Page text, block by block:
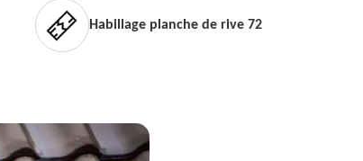
Habillage planche de rive 72